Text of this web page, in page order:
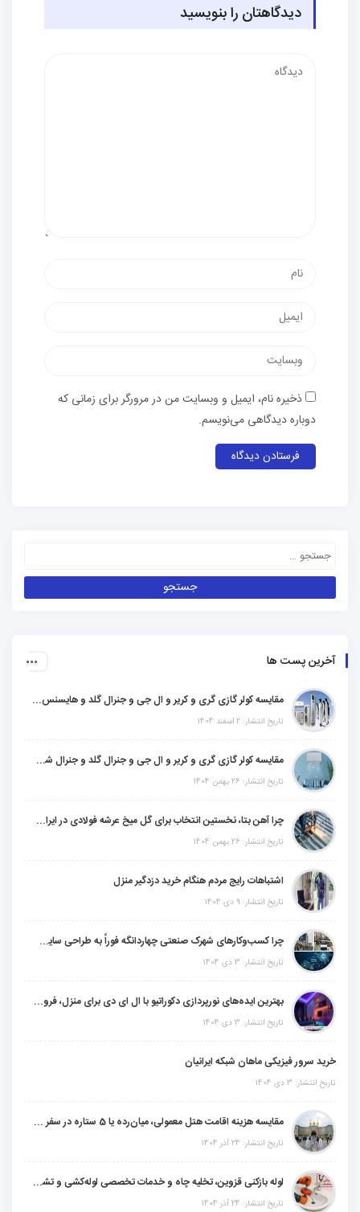
دیدگاهتان را بنویسید
ذخیره نام، ایمیل و وبسایت من در مرورگر برای زمانی که
دوباره دیدگاهی می‌نویسم.
آخرین پست ها
مقایسه کولر گازی گری و کریر و ال جی و جنرال گلد و هایسنس و مدیا و اجنرال
تاریخ انتشار: 2 اسفند 1404
مقایسه کولر گازی گری و کریر و ال جی و جنرال گلد و جنرال شکار و سامسونگ و یونیوا
تاریخ انتشار: 26 بهمن 1404
چرا آهن بتا، نخستین انتخاب برای گل میخ عرشه فولادی در ایران است؟
تاریخ انتشار: 26 بهمن 1404
اشتباهات رایج مردم هنگام خرید دزدگیر منزل
تاریخ انتشار: 9 دی 1404
چرا کسب‌وکارهای شهرک صنعتی چهاردانگه فوراً به طراحی سایت نیاز دارند؟
تاریخ انتشار: 3 دی 1404
بهترین ایده‌های نورپردازی دکوراتیو با ال ای دی برای منزل، فروشگاه و دفتر کار
تاریخ انتشار: 3 دی 1404
خرید سرور فیزیکی ماهان شبکه ایرانیان
تاریخ انتشار: 3 دی 1404
مقایسه هزینه اقامت هتل معمولی، میان‌رده یا 5 ستاره در سفر زیارتی عراق
تاریخ انتشار: 24 آذر 1404
لوله بازکنی قزوین، تخلیه چاه و خدمات تخصصی لوله‌کشی و تشخیص ترکیدگی
تاریخ انتشار: 24 آذر 1404